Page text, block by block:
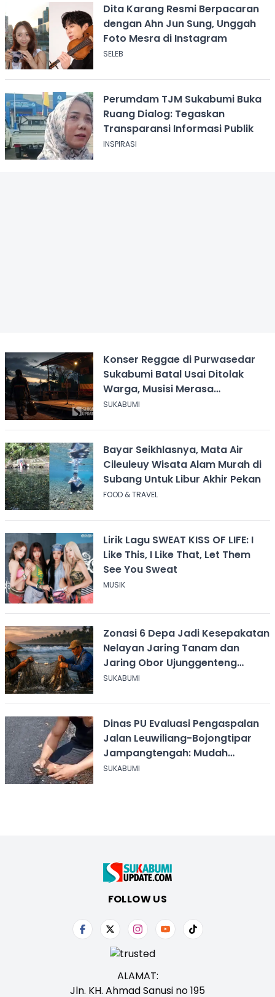
Dita Karang Resmi Berpacaran
dengan Ahn Jun Sung, Unggah
Foto Mesra di Instagram
SELEB
Perumdam TJM Sukabumi Buka
Ruang Dialog: Tegaskan
Transparansi Informasi Publik
INSPIRASI
Konser Reggae di Purwasedar
Sukabumi Batal Usai Ditolak
Warga, Musisi Merasa
Didiskreditkan
SUKABUMI
Bayar Seikhlasnya, Mata Air
Cileuleuy Wisata Alam Murah di
Subang Untuk Libur Akhir Pekan
FOOD & TRAVEL
Lirik Lagu SWEAT KISS OF LIFE: I
Like This, I Like That, Let Them
See You Sweat
MUSIK
Zonasi 6 Depa Jadi Kesepakatan
Nelayan Jaring Tanam dan
Jaring Obor Ujunggenteng
Sukabumi
SUKABUMI
Dinas PU Evaluasi Pengaspalan
Jalan Leuwiliang-Bojongtipar
Jampangtengah: Mudah
Mengelupas
SUKABUMI
FOLLOW US
ALAMAT:
Jln. KH. Ahmad Sanusi no 195